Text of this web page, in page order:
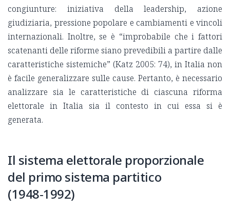
congiunture: iniziativa della leadership, azione
giudiziaria, pressione popolare e cambiamenti e vincoli
internazionali. Inoltre, se è “improbabile che i fattori
scatenanti delle riforme siano prevedibili a partire dalle
caratteristiche sistemiche” (Katz 2005: 74), in Italia non
è facile generalizzare sulle cause. Pertanto, è necessario
analizzare sia le caratteristiche di ciascuna riforma
elettorale in Italia sia il contesto in cui essa si è
generata.
Il sistema elettorale proporzionale
del primo sistema partitico
(1948‑1992)